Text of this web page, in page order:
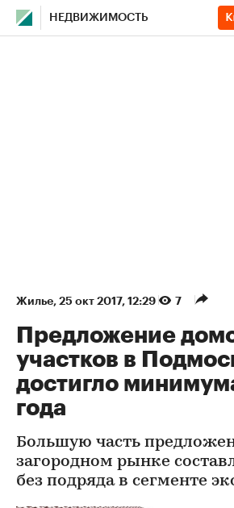
НЕДВИЖИМОСТЬ
Жилье⁠, 25 окт 2017, 12:29 7
Предложение
участков в
достигло
года
Большую часть
загородном рынке
без подряда в сегменте